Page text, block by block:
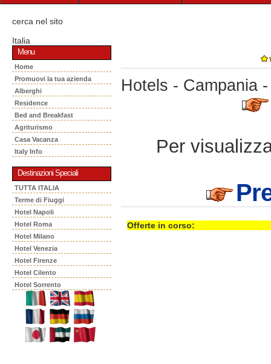
cerca nel sito
Italia
Menu
Home
Promuovi la tua azienda
Alberghi
Residence
Bed and Breakfast
Agriturismo
Casa Vacanza
Italy Info
Destinazioni Speciali
TUTTA ITALIA
Terme di Fiuggi
Hotel Napoli
Hotel Roma
Hotel Milano
Hotel Venezia
Hotel Firenze
Hotel Cilento
Hotel Sorrento
Hotels - Campania
Per
Offerte in corso: